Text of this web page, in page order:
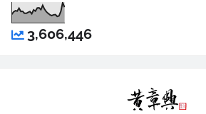
3,606,446